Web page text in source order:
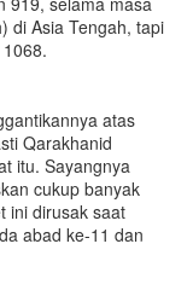
di Asia Tengah, tapi
atas
Qarakhanid
itu. Sayangnya
cukup banyak
ini dirusak saat
abad ke-11 dan